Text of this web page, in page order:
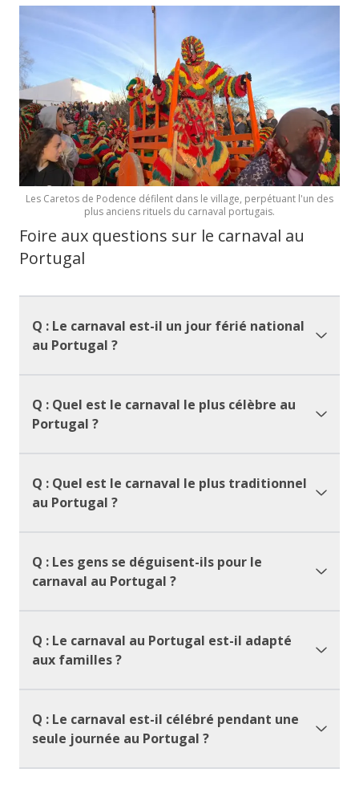
Les Caretos de Podence défilent dans le village, perpétuant l'un des
plus anciens rituels du carnaval portugais.
Foire aux questions sur le carnaval au
Portugal
Q : Le carnaval est-il un jour férié national
au Portugal ?
Q : Quel est le carnaval le plus célèbre au
Portugal ?
Q : Quel est le carnaval le plus traditionnel
au Portugal ?
Q : Les gens se déguisent-ils pour le
carnaval au Portugal ?
Q : Le carnaval au Portugal est-il adapté
aux familles ?
Q : Le carnaval est-il célébré pendant une
seule journée au Portugal ?